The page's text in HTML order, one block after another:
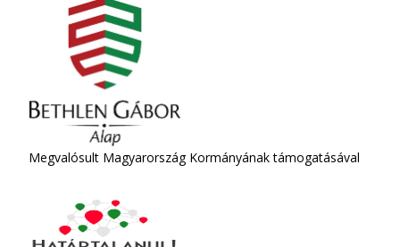
Megvalósult Magyarország Kormányának támogatásával